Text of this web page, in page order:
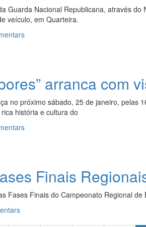
Guarda Nacional Republicana, através
veículo, em Quarteira.
arranca com
no próximo sábado, 25 de janeiro, pelas
história e cultura do
Finais
Fases Finais do Campeonato Regional de